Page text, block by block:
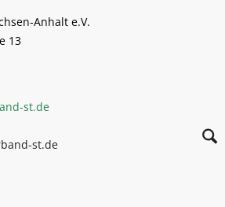
Anhalt e.V.
13
st.de
st.de